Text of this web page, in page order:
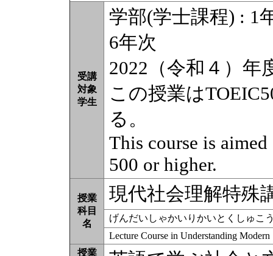
受講
対象
学生
学部(学士課程) : 1
6年次
2022（令和４）年
この授業は
る。
This course is
500 or higher.
授業
科目
名
現代社会理解特殊
げんだいしゃかいりかいとくしゅこ
Lecture Course in Understanding Modern
授業